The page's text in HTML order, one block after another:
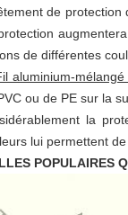
de protection
de différentes
aluminium-
ou de PE sur la
la
lui permettent
POPULAIRES